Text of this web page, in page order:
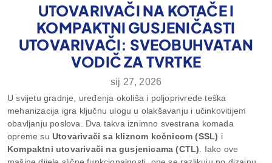
UTOVARIVAČI NA KOTAČE I
KOMPAKTNI GUSJENIČASTI
UTOVARIVAČI: SVEOBUHVATAN
VODIČ ZA TVRTKE
sij 27, 2026
U svijetu gradnje, uređenja okoliša i poljoprivrede teška
mehanizacija igra ključnu ulogu u olakšavanju i učinkovitijem
obavljanju poslova. Dva takva iznimno svestrana komada
opreme su Utovarivači sa kliznom kočnicom (SSL) i
Kompaktni utovarivači na gusjenicama (CTL) . Iako ove